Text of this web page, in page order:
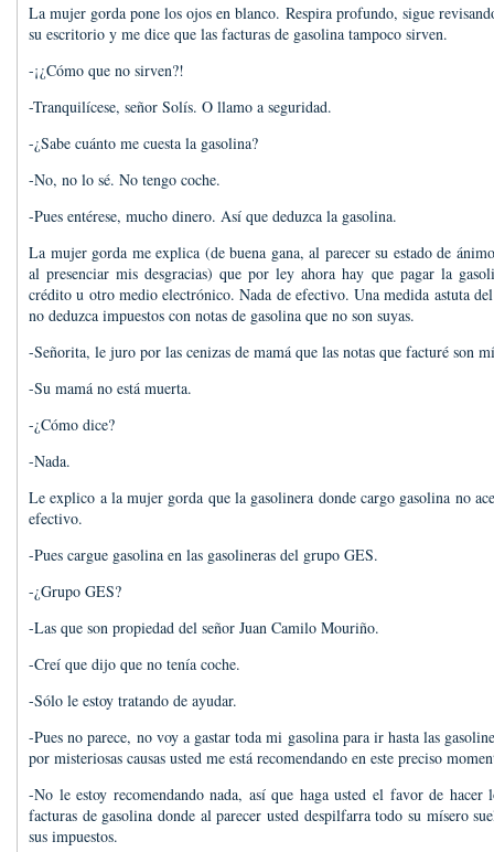
La mujer gorda pone los ojos en blanco. Respira profundo, sigue
su escritorio y me dice que las facturas de gasolina tampoco sirven.
-¡¿Cómo que no sirven?!
-Tranquilícese, señor Solís. O llamo a seguridad.
-¿Sabe cuánto me cuesta la gasolina?
-No, no lo sé. No tengo coche.
-Pues entérese, mucho dinero. Así que deduzca la gasolina.
La mujer gorda me explica (de buena gana, al parecer su estado de
al presenciar mis desgracias) que por ley ahora hay que pagar la
crédito u otro medio electrónico. Nada de efectivo. Una medida astuta
no deduzca impuestos con notas de gasolina que no son suyas.
-Señorita, le juro por las cenizas de mamá que las notas que facturé son
-Su mamá no está muerta.
-¿Cómo dice?
-Nada.
Le explico a la mujer gorda que la gasolinera donde cargo gasolina no
efectivo.
-Pues cargue gasolina en las gasolineras del grupo GES.
-¿Grupo GES?
-Las que son propiedad del señor Juan Camilo Mouriño.
-Creí que dijo que no tenía coche.
-Sólo le estoy tratando de ayudar.
-Pues no parece, no voy a gastar toda mi gasolina para ir hasta las
por misteriosas causas usted me está recomendando en este preciso
-No le estoy recomendando nada, así que haga usted el favor de hacer
facturas de gasolina donde al parecer usted despilfarra todo su mísero
sus impuestos.